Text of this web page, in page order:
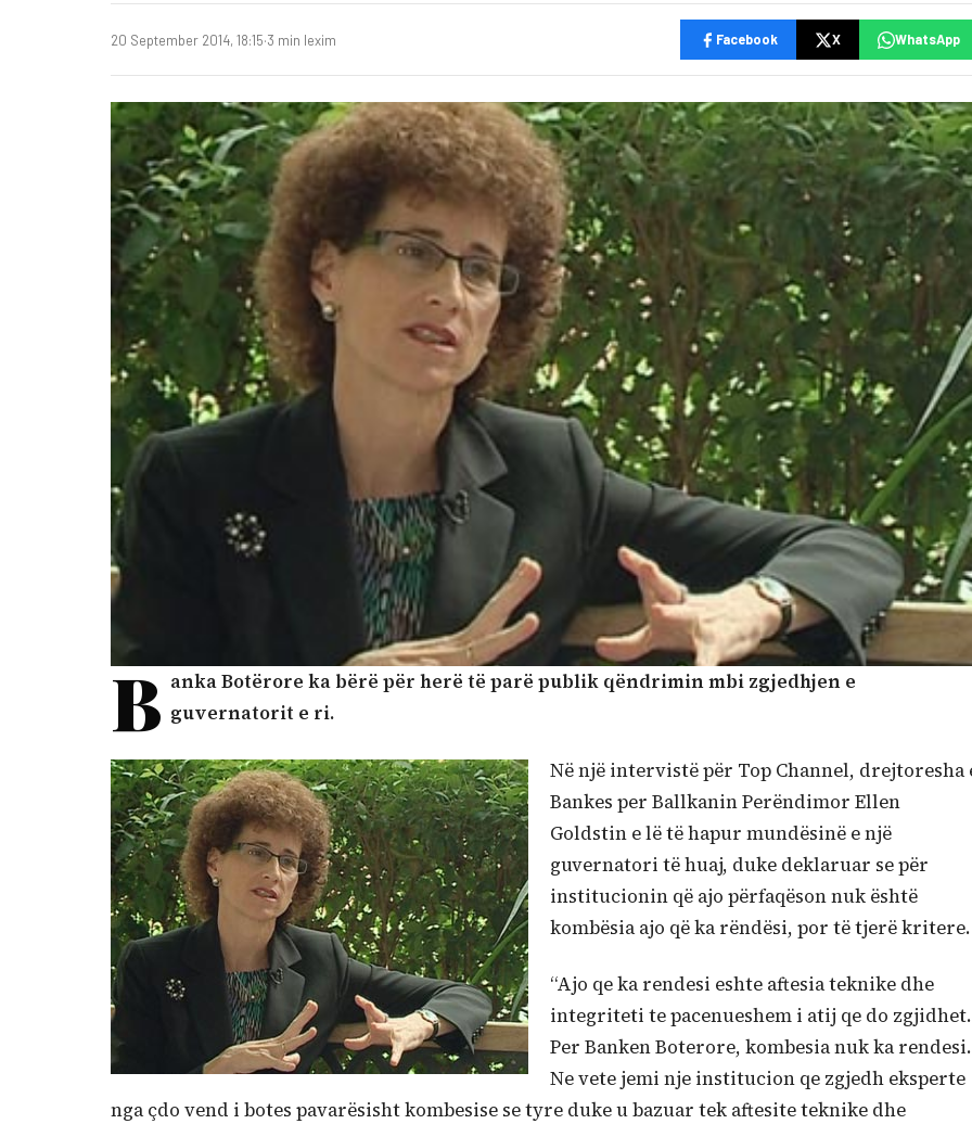
20 September 2014, 18:15·3 min lexim Facebook X WhatsApp
B anka Botërore ka bërë për herë të parë publik qëndrimin mbi zgjedhjen e
guvernatorit e ri.
Në një intervistë për Top Channel, drejtoresha
Bankes per Ballkanin Perëndimor Ellen
Goldstin e lë të hapur mundësinë e një
guvernatori të huaj, duke deklaruar se për
institucionin që ajo përfaqëson nuk është
kombësia ajo që ka rëndësi, por të tjerë kritere.
“Ajo qe ka rendesi eshte aftesia teknike dhe
integriteti te pacenueshem i atij qe do zgjidhet.
Per Banken Boterore, kombesia nuk ka rendesi.
Ne vete jemi nje institucion qe zgjedh eksperte
nga çdo vend i botes pavarësisht kombesise se tyre duke u bazuar tek aftesite teknike dhe